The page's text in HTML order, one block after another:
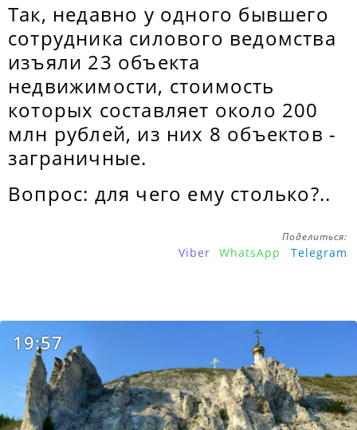
Так, недавно у одного бывшего
сотрудника силового ведомства
изъяли 23 объекта
недвижимости, стоимость
которых составляет около 200
млн рублей, из них 8 объектов -
заграничные.
Вопрос: для чего ему столько?..
Поделиться:
Viber WhatsApp Telegram
19:57